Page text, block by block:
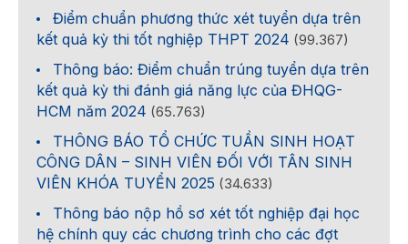
Điểm chuẩn phương thức xét tuyển dựa trên
kết quả kỳ thi tốt nghiệp THPT 2024 (99.367)
Thông báo: Điểm chuẩn trúng tuyển dựa trên
kết quả kỳ thi đánh giá năng lực của ĐHQG-
HCM năm 2024 (65.763)
THÔNG BÁO TỔ CHỨC TUẦN SINH HOẠT
CÔNG DÂN – SINH VIÊN ĐỐI VỚI TÂN SINH
VIÊN KHÓA TUYỂN 2025 (34.633)
Thông báo nộp hồ sơ xét tốt nghiệp đại học
hệ chính quy các chương trình cho các đợt